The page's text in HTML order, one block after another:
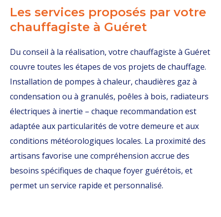
Les services proposés par votre
chauffagiste à Guéret
Du conseil à la réalisation, votre chauffagiste à Guéret
couvre toutes les étapes de vos projets de chauffage.
Installation de pompes à chaleur, chaudières gaz à
condensation ou à granulés, poêles à bois, radiateurs
électriques à inertie – chaque recommandation est
adaptée aux particularités de votre demeure et aux
conditions météorologiques locales. La proximité des
artisans favorise une compréhension accrue des
besoins spécifiques de chaque foyer guérétois, et
permet un service rapide et personnalisé.